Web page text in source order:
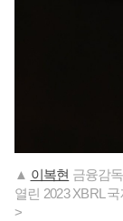
▲ 이복현 금융감
열린 2023 XBRL
>